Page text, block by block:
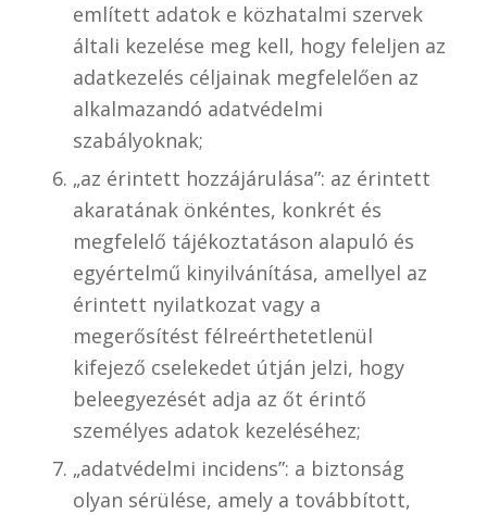
említett adatok e közhatalmi szervek
általi kezelése meg kell, hogy feleljen az
adatkezelés céljainak megfelelően az
alkalmazandó adatvédelmi
szabályoknak;
„az érintett hozzájárulása”: az érintett
akaratának önkéntes, konkrét és
megfelelő tájékoztatáson alapuló és
egyértelmű kinyilvánítása, amellyel az
érintett nyilatkozat vagy a
megerősítést félreérthetetlenül
kifejező cselekedet útján jelzi, hogy
beleegyezését adja az őt érintő
személyes adatok kezeléséhez;
„adatvédelmi incidens”: a biztonság
olyan sérülése, amely a továbbított,